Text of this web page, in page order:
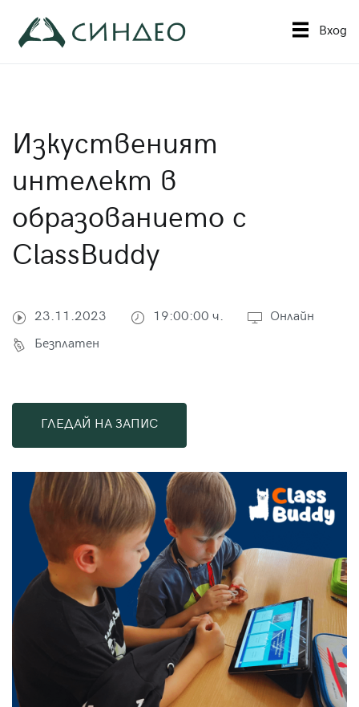
съдържанието
Вход
Изкуственият
интелект в
образованието с
ClassBuddy
23.11.2023 19:00:00 ч. Онлайн
Безплатен
ГЛЕДАЙ НА ЗАПИС